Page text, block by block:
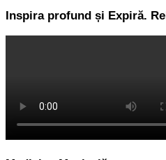
Inspira profund și Expiră.